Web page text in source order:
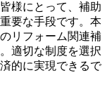
様にとって、補助
要な手段です。本
リフォーム関連補
適切な制度を選択
的に実現できるで